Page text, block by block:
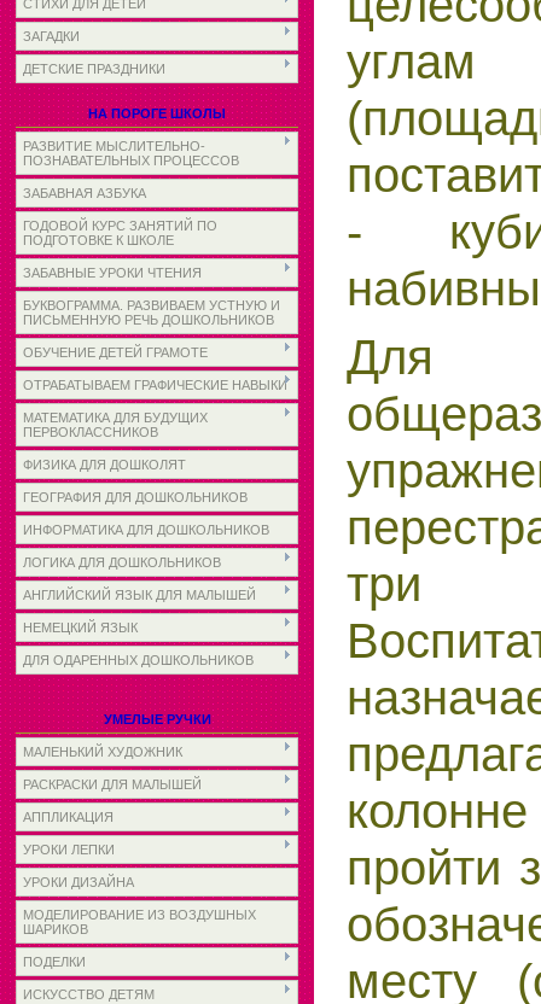
СТИХИ ДЛЯ ДЕТЕЙ
ЗАГАДКИ
ДЕТСКИЕ ПРАЗДНИКИ
НА ПОРОГЕ ШКОЛЫ
РАЗВИТИЕ МЫСЛИТЕЛЬНО-
ПОЗНАВАТЕЛЬНЫХ ПРОЦЕССОВ
ЗАБАВНАЯ АЗБУКА
ГОДОВОЙ КУРС ЗАНЯТИЙ ПО
ПОДГОТОВКЕ К ШКОЛЕ
ЗАБАВНЫЕ УРОКИ ЧТЕНИЯ
БУКВОГРАММА. РАЗВИВАЕМ УСТНУЮ И
ПИСЬМЕННУЮ РЕЧЬ ДОШКОЛЬНИКОВ
ОБУЧЕНИЕ ДЕТЕЙ ГРАМОТЕ
ОТРАБАТЫВАЕМ ГРАФИЧЕСКИЕ НАВЫКИ
МАТЕМАТИКА ДЛЯ БУДУЩИХ
ПЕРВОКЛАССНИКОВ
ФИЗИКА ДЛЯ ДОШКОЛЯТ
ГЕОГРАФИЯ ДЛЯ ДОШКОЛЬНИКОВ
ИНФОРМАТИКА ДЛЯ ДОШКОЛЬНИКОВ
ЛОГИКА ДЛЯ ДОШКОЛЬНИКОВ
АНГЛИЙСКИЙ ЯЗЫК ДЛЯ МАЛЫШЕЙ
НЕМЕЦКИЙ ЯЗЫК
ДЛЯ ОДАРЕННЫХ ДОШКОЛЬНИКОВ
УМЕЛЫЕ РУЧКИ
МАЛЕНЬКИЙ ХУДОЖНИК
РАСКРАСКИ ДЛЯ МАЛЫШЕЙ
АППЛИКАЦИЯ
УРОКИ ЛЕПКИ
УРОКИ ДИЗАЙНА
МОДЕЛИРОВАНИЕ ИЗ ВОЗДУШНЫХ
ШАРИКОВ
ПОДЕЛКИ
ИСКУССТВО ДЕТЯМ
-
Для
три
пройти
месту